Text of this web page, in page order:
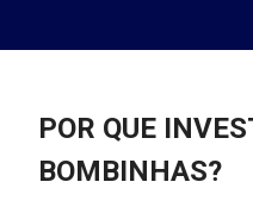
POR QUE
BOMBINHAS?